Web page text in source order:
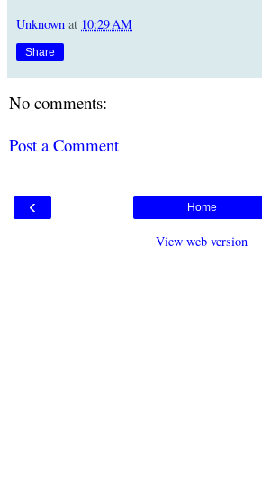
Unknown at 10:29 AM
Share
No comments:
Post a Comment
‹ Home
View web version